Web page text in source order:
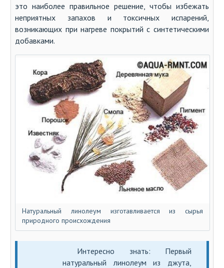
это наиболее правильное решение, чтобы избежать
неприятных запахов и токсичных испарений,
возникающих при нагреве покрытий с синтетическими
добавками.
Натуральный линолеум изготавливается из сырья
природного происхождения
Интересно знать: Первый
натуральный линолеум из джута,